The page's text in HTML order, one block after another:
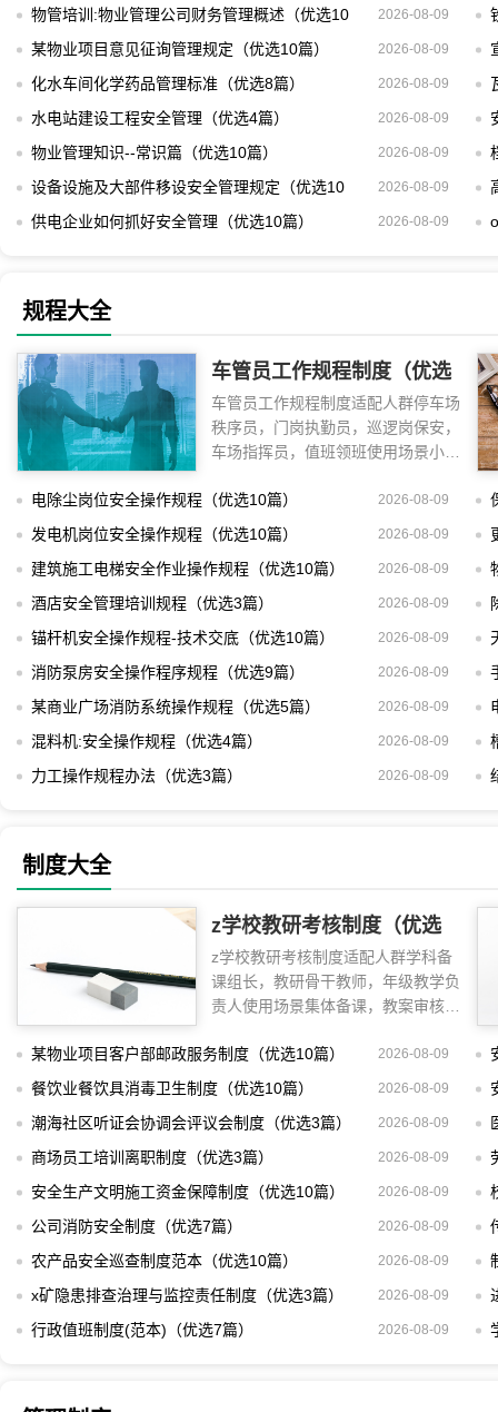
物管培训:物业管理公司财务管理概述（优选10
篇）
2026-08-09
某物业项目意见征询管理规定（优选10篇） 2026-08-09
化水车间化学药品管理标准（优选8篇）
2026-08-09
水电站建设工程安全管理（优选4篇）
2026-08-09
物业管理知识--常识篇（优选10篇） 2026-08-09
设备设施及大部件移设安全管理规定（优选10
篇）
2026-08-09
供电企业如何抓好安全管理（优选10篇） 2026-08-09
规程大全
车管员工作规程制度（优选
3篇）
车管员工作规程制度适配人群停车场
秩序员，门岗执勤员，巡逻岗保安，
车场指挥员，值班领班使用场景小区
电除尘岗位安全操作规程（优选10篇）
2026-08-09
发电机岗位安全操作规程（优选10篇）
2026-08-09
建筑施工电梯安全作业操作规程（优选10篇）
2026-08-09
酒店安全管理培训规程（优选3篇） 2026-08-09
锚杆机安全操作规程-技术交底（优选10篇）
2026-08-09
消防泵房安全操作程序规程（优选9篇）
2026-08-09
某商业广场消防系统操作规程（优选5篇）
2026-08-09
混料机:安全操作规程（优选4篇）
2026-08-09
力工操作规程办法（优选3篇）
2026-08-09
制度大全
z学校教研考核制度（优选
10篇）
z学校教研考核制度适配人群学科备
课组长，教研骨干教师，年级教学负
责人使用场景集体备课，教案审核，
某物业项目客户部邮政服务制度（优选10篇）
2026-08-09
餐饮业餐饮具消毒卫生制度（优选10篇）
2026-08-09
潮海社区听证会协调会评议会制度（优选3篇）
2026-08-09
商场员工培训离职制度（优选3篇）
2026-08-09
安全生产文明施工资金保障制度（优选10篇）
2026-08-09
公司消防安全制度（优选7篇）
2026-08-09
农产品安全巡查制度范本（优选10篇）
2026-08-09
x矿隐患排查治理与监控责任制度（优选3篇）
2026-08-09
行政值班制度(范本)（优选7篇）
2026-08-09